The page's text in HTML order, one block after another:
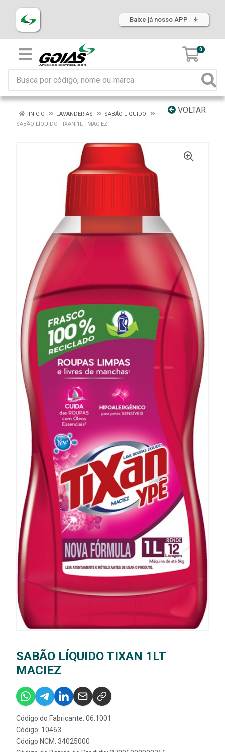
Baixe já nosso APP
0
VOLTAR
INÍCIO LAVANDERIAS
SABÃO LÍQUIDO
SABÃO LÍQUIDO TIXAN 1LT MACIEZ
SABÃO LÍQUIDO TIXAN 1LT
MACIEZ
Código do Fabricante: 06.1001
Código: 10463
Código NCM: 34025000